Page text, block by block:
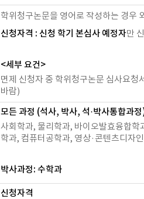
학위청구논문을 영어로 작성하는 경우
신청자격 : 신청 학기 본심사 예정자만
<세부 요건>
면제 신청자 중 학위청구논문 심사요
바람)
모든 과정 (석사, 박사, 석·박사통합과
사회학과, 물리학과, 바이오발효융합
학과, 컴퓨터공학과, 영상·콘텐츠디자
박사과정: 수학과
신청자격